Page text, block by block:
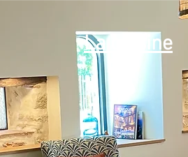
La cuisine